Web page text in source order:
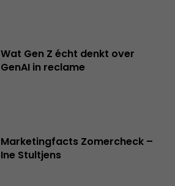
Wat Gen Z écht denkt over
GenAI in reclame
Marketingfacts Zomercheck –
Ine Stultjens